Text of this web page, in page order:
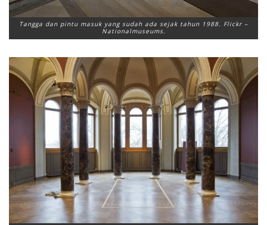
Tangga dan pintu masuk yang sudah ada sejak tahun 1988. Flickr –
Nationalmuseums.